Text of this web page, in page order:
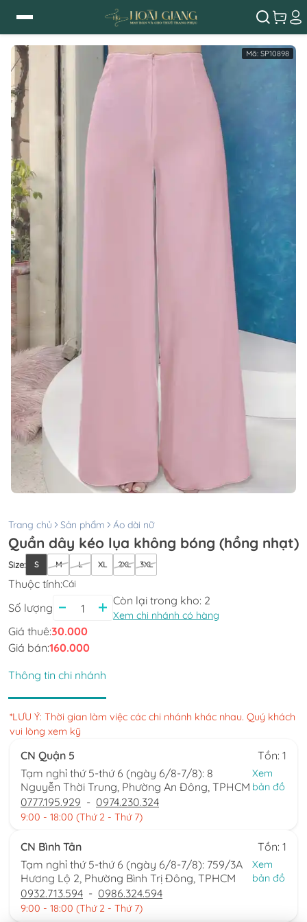
Mã: SP10898
Trang chủ Sản phẩm Áo dài nữ
Quần dây kéo lụa không bóng (hồng nhạt)
Size: S M L XL 2XL 3XL
Thuộc tính:Cái
Số lượng
Còn lại trong kho: 2
Xem chi nhánh có hàng
Giá thuê:30.000
Giá bán:160.000
Thông tin chi nhánh
*LƯU Ý: Thời gian làm việc các chi nhánh khác nhau. Quý khách
vui lòng xem kỹ
CN Quận 5
Tồn: 1
Tạm nghỉ thứ 5-thứ 6 (ngày 6/8-7/8): 8
Nguyễn Thời Trung, Phường An Đông, TPHCM
Xem
bản đồ
0777.195.929 - 0974.230.324
9:00 - 18:00 (Thứ 2 - Thứ 7)
CN Bình Tân
Tồn: 1
Tạm nghỉ thứ 5-thứ 6 (ngày 6/8-7/8): 759/3A
Hương Lộ 2, Phường Bình Trị Đông, TPHCM
Xem
bản đồ
0932.713.594 - 0986.324.594
9:00 - 18:00 (Thứ 2 - Thứ 7)